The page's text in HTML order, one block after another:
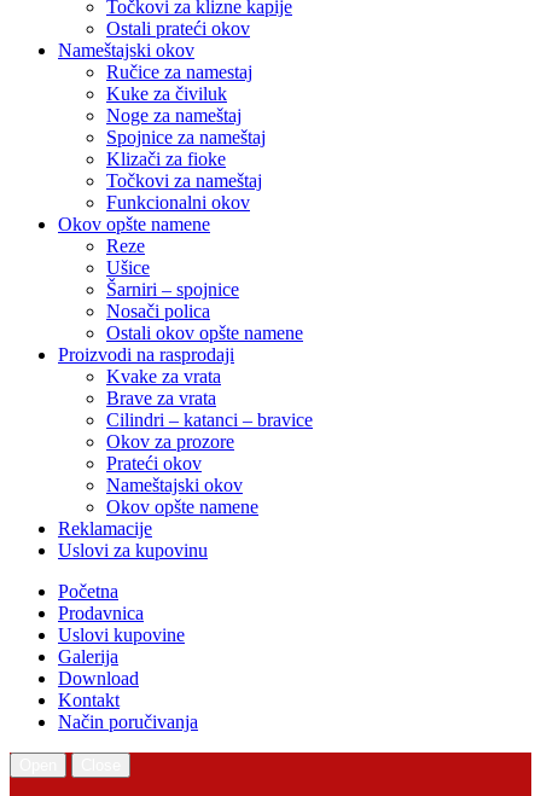
Točkovi za klizne kapije
Ostali prateći okov
Nameštajski okov
Ručice za namestaj
Kuke za čiviluk
Noge za nameštaj
Spojnice za nameštaj
Klizači za fioke
Točkovi za nameštaj
Funkcionalni okov
Okov opšte namene
Reze
Ušice
Šarniri – spojnice
Nosači polica
Ostali okov opšte namene
Proizvodi na rasprodaji
Kvake za vrata
Brave za vrata
Cilindri – katanci – bravice
Okov za prozore
Prateći okov
Nameštajski okov
Okov opšte namene
Reklamacije
Uslovi za kupovinu
Početna
Prodavnica
Uslovi kupovine
Galerija
Download
Kontakt
Način poručivanja